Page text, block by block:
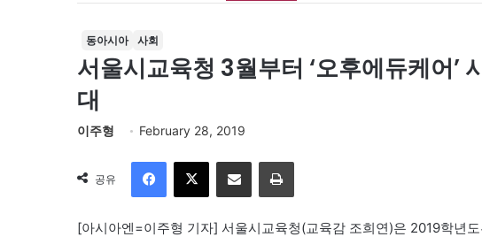
동아시아 사회
서울시교육청 3월부터 ‘오후에듀케어
대
이주형 February 28, 2019
공유
이메일
[아시아엔=이주형 기자] 서울시교육청(교육감 조희연)은 2019학년